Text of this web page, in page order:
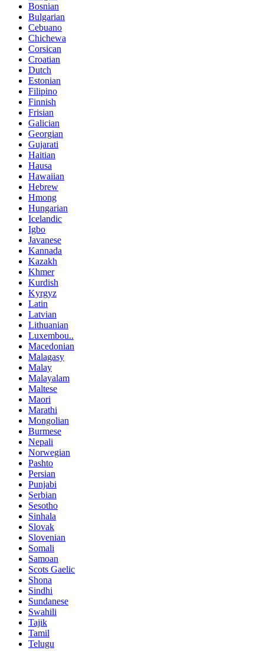
Bosnian
Bulgarian
Cebuano
Chichewa
Corsican
Croatian
Dutch
Estonian
Filipino
Finnish
Frisian
Galician
Georgian
Gujarati
Haitian
Hausa
Hawaiian
Hebrew
Hmong
Hungarian
Icelandic
Igbo
Javanese
Kannada
Kazakh
Khmer
Kurdish
Kyrgyz
Latin
Latvian
Lithuanian
Luxembou..
Macedonian
Malagasy
Malay
Malayalam
Maltese
Maori
Marathi
Mongolian
Burmese
Nepali
Norwegian
Pashto
Persian
Punjabi
Serbian
Sesotho
Sinhala
Slovak
Slovenian
Somali
Samoan
Scots Gaelic
Shona
Sindhi
Sundanese
Swahili
Tajik
Tamil
Telugu